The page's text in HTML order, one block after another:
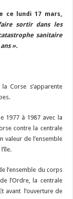
y
Li
n
d
o
es
t
p
ce lundi 17 mars,
sortir dans les
sanitaire
».
Corse s’apparente
1977 à 1987 avec la
contre la centrale
valeur de l’ensemble
l’ensemble du corps
l’Ordre, la centrale
avant l’ouverture de